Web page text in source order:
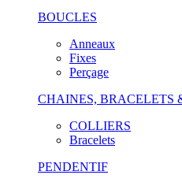
BOUCLES
Anneaux
Fixes
Perçage
CHAINES, BRACELETS
COLLIERS
Bracelets
PENDENTIF